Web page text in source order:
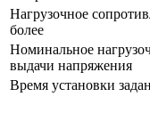
Нагрузочное
более
Номинальное
выдачи напряжения
Время установки